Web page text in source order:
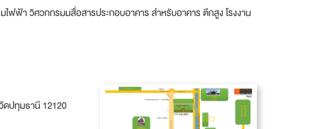
ไฟฟ้า วิศวกกรมมสื่อสารประกอบอาคาร สำหรับอาคาร ตึกสูง โรงงาน
ดปทุมธานี 12120